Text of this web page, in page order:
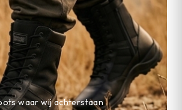
waar wij achterstaan